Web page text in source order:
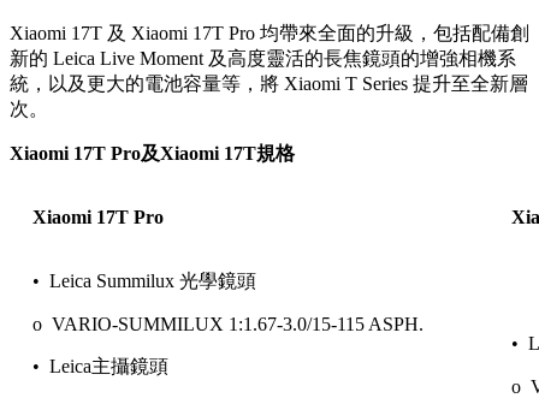
Xiaomi 17T 及 Xiaomi 17T Pro 均帶來全面的升級，包括配備創
新的 Leica Live Moment 及高度靈活的長焦鏡頭的增強相機系
統，以及更大的電池容量等，將 Xiaomi T Series 提升至全新層
次。
Xiaomi 17T Pro及Xiaomi 17T規格
Xiaomi 17T Pro
• Leica Summilux 光學鏡頭
o VARIO-SUMMILUX 1:1.67-3.0/15-115 ASPH.
• Leica主攝鏡頭
•
o